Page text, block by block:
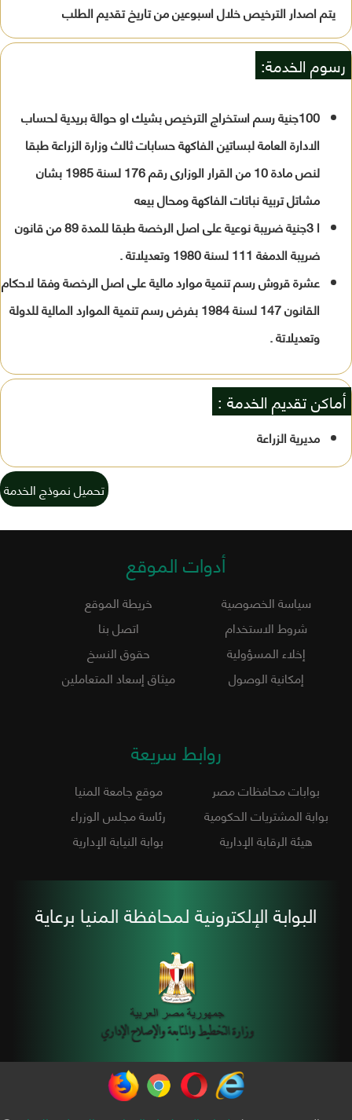
يتم اصدار الترخيص خلال اسبوعين من تاريخ تقديم الطلب
رسوم الخدمة:
100جنية رسم استخراج الترخيص بشيك او حوالة بريدية لحساب
الادارة العامة لبساتين الفاكهة حسابات ثالث وزارة الزراعة طبقا
لنص مادة 10 من القرار الوزارى رقم 176 لسنة 1985 بشان
مشاتل تربية نباتات الفاكهة ومحال بيعه
ا 3جنية ضريبة نوعية على اصل الرخصة طبقا للمدة 89 من قانون
ضريبة الدمغة 111 لسنة 1980 وتعديلاتة .
عشرة قروش رسم تنمية موارد مالية على اصل الرخصة وفقا لاحكام
القانون 147 لسنة 1984 بفرض رسم تنمية الموارد المالية للدولة
وتعديلاتة .
أماكن تقديم الخدمة :
مديرية الزراعة
تحميل نموذج الخدمة
أدوات الموقع
سياسة الخصوصية
خريطة الموقع
شروط الاستخدام
اتصل بنا
إخلاء المسؤولية
حقوق النسخ
إمكانية الوصول
ميثاق إسعاد المتعاملين
روابط سريعة
بوابات محافظات مصر
موقع جامعة المنيا
بوابة المشتريات الحكومية
رئاسة مجلس الوزراء
هيئة الرقابة الإدارية
بوابة النيابة الإدارية
البوابة الإلكترونية لمحافظة المنيا برعاية